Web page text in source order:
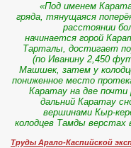
«Под именем
гряда, тянущаяся
расстоянии
начинается горой
Тарталы, достигает
(по Иванину 2,450
Машшек, затем у
пониженное место
Каратау на две почти
дальний Каратау
вершинами Кыр-
колодцев Тамды верстах
Труды Арало-Каспийской